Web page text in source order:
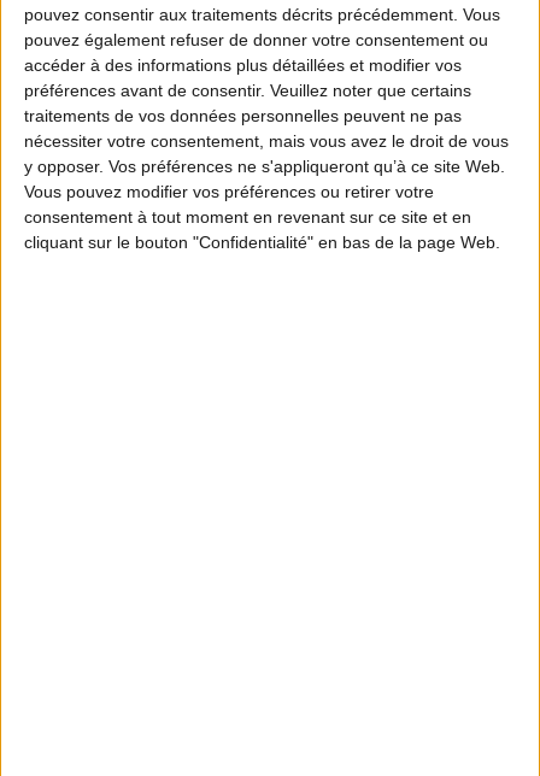
pouvez consentir aux traitements décrits précédemment. Vous
pouvez également refuser de donner votre consentement ou
accéder à des informations plus détaillées et modifier vos
préférences avant de consentir. Veuillez noter que certains
traitements de vos données personnelles peuvent ne pas
nécessiter votre consentement, mais vous avez le droit de vous
y opposer. Vos préférences ne s'appliqueront qu’à ce site Web.
Vous pouvez modifier vos préférences ou retirer votre
consentement à tout moment en revenant sur ce site et en
cliquant sur le bouton "Confidentialité" en bas de la page Web.